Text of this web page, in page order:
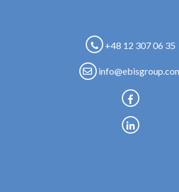
+48 12 307 06 35